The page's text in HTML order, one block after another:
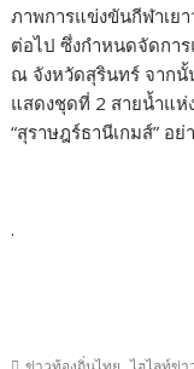
ภาพการแข่งขันกีฬาเย
ต่อไป ซึ่งกำหนดจัดกา
ณ จังหวัดสุรินทร์ จากนั้
แสดงชุดที่ 2 สายน้ำแ
“สุราษฎร์ธานีเกมส์” อ
.
,